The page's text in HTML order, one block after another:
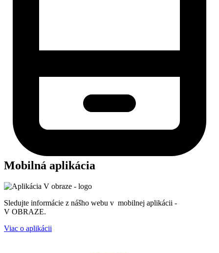
Mobilná aplikácia
Sledujte informácie z nášho webu v mobilnej aplikácii -
V OBRAZE.
Viac o aplikácii